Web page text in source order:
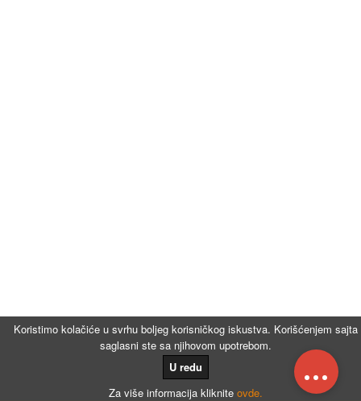
Koristimo kolačiće u svrhu boljeg korisničkog iskustva. Korišćenjem sajta
saglasni ste sa njihovom upotrebom.
U redu
Za više informacija kliknite ovde.
...